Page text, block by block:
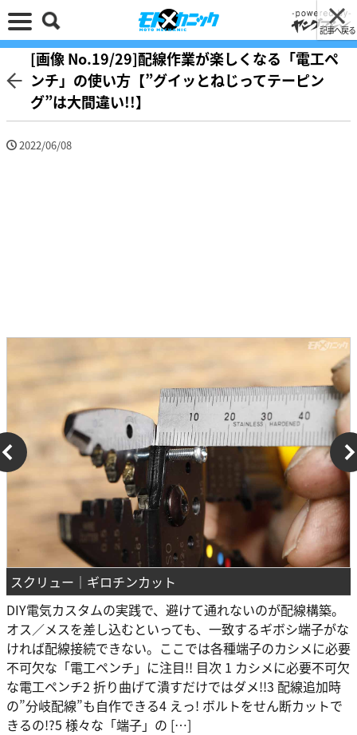
記事へ戻る
[画像 No.19/29]配線作業が楽しくなる「電工ペ
ンチ」の使い方【”グイッとねじってテーピン
グ”は大間違い!!】
2022/06/08
スクリュー｜ギロチンカット
DIY電気カスタムの実践で、避けて通れないのが配線構築。
オス／メスを差し込むといっても、一致するギボシ端子がな
ければ配線接続できない。ここでは各種端子のカシメに必要
不可欠な「電工ペンチ」に注目!! 目次 1 カシメに必要不可欠
な電工ペンチ2 折り曲げて潰すだけではダメ!!3 配線追加時
の”分岐配線”も自作できる4 えっ! ボルトをせん断カットで
きるの!?5 様々な「端子」の […]